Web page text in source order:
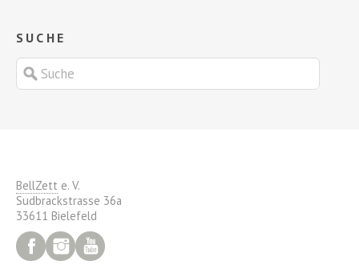
SUCHE
BellZett e. V.
Sudbrackstrasse 36a
33611 Bielefeld
FacebookInstagram